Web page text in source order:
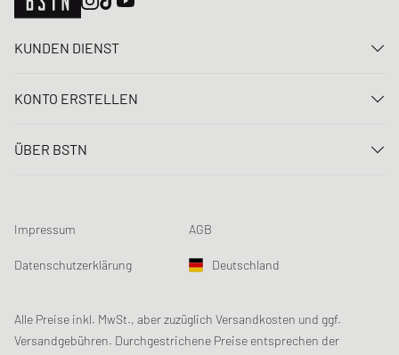
KUNDEN DIENST
FAQ
Loyalty Program
Produktsicherheit
KONTO ERSTELLEN
Registrieren
Newsletter-Registrierung
Datenerfassung
ÜBER BSTN
Chronicles
Sustainability
Studentenrabatt: Unidays
Studentenrabatt: Studentbeans
Impressum AGB
Datenschutzerklärung Deutschland
Alle Preise inkl. MwSt., aber zuzüglich Versandkosten und ggf.
Versandgebühren. Durchgestrichene Preise entsprechen der